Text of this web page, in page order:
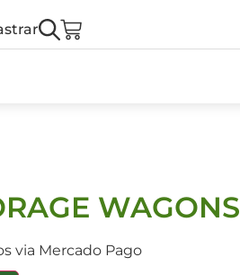
WAGONS
via Mercado Pago